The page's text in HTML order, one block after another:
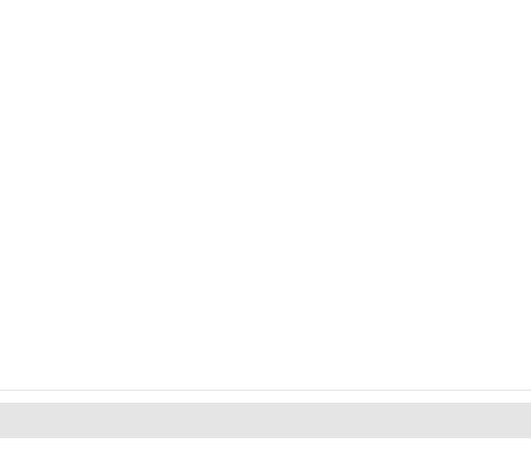
Comercio Electrónico porRVI Consulting